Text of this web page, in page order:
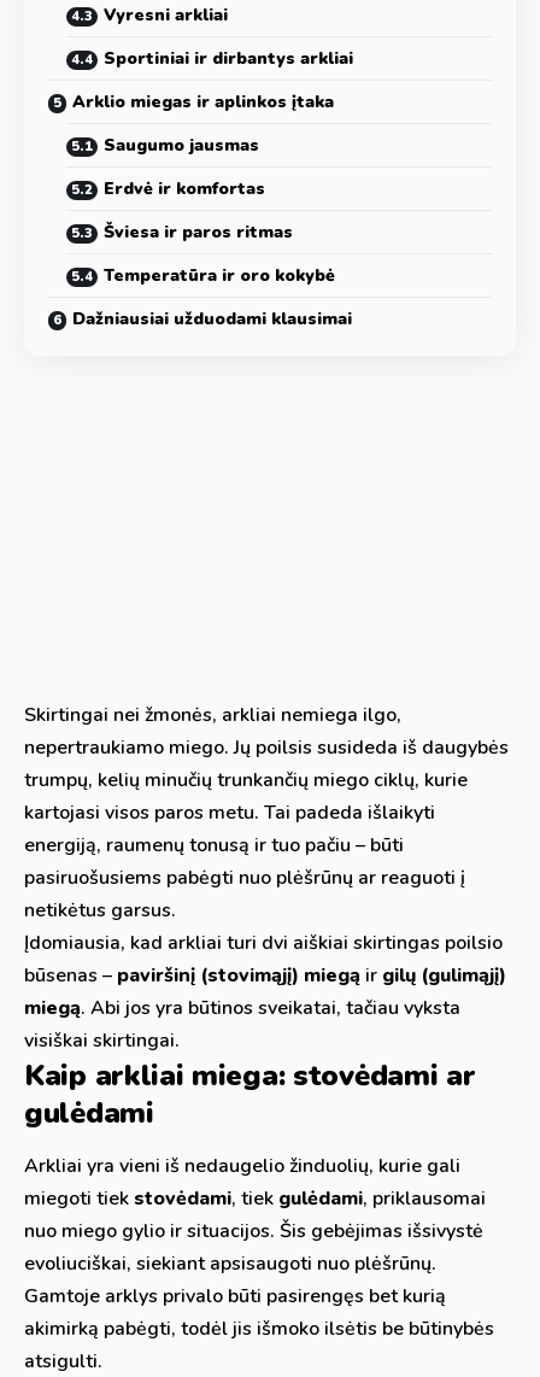
Vyresni arkliai
Sportiniai ir dirbantys arkliai
Arklio miegas ir aplinkos įtaka
Saugumo jausmas
Erdvė ir komfortas
Šviesa ir paros ritmas
Temperatūra ir oro kokybė
Dažniausiai užduodami klausimai
Skirtingai nei žmonės, arkliai nemiega ilgo,
nepertraukiamo miego. Jų poilsis susideda iš daugybės
trumpų, kelių minučių trunkančių miego ciklų, kurie
kartojasi visos paros metu. Tai padeda išlaikyti
energiją, raumenų tonusą ir tuo pačiu – būti
pasiruošusiems pabėgti nuo plėšrūnų ar reaguoti į
netikėtus garsus.
Įdomiausia, kad arkliai turi dvi aiškiai skirtingas poilsio
būsenas – paviršinį (stovimąjį) miegą ir gilų (gulimąjį)
miegą. Abi jos yra būtinos sveikatai, tačiau vyksta
visiškai skirtingai.
Kaip arkliai miega: stovėdami ar
gulėdami
Arkliai yra vieni iš nedaugelio žinduolių, kurie gali
miegoti tiek stovėdami, tiek gulėdami, priklausomai
nuo miego gylio ir situacijos. Šis gebėjimas išsivystė
evoliuciškai, siekiant apsisaugoti nuo plėšrūnų.
Gamtoje arklys privalo būti pasirengęs bet kurią
akimirką pabėgti, todėl jis išmoko ilsėtis be būtinybės
atsigulti.